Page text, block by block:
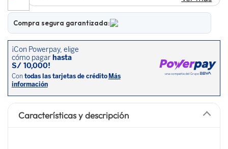
Compra segura garantizada:
Características y descripción